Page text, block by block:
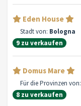
Eden House
Stadt von: Bologna
9 zu verkaufen
Domus Mare
Für die Provinzen von:
8 zu verkaufen